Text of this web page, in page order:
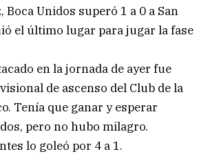
Boca Unidos superó 1 a 0 a San
el último lugar para jugar la fase
en la jornada de ayer fue
de ascenso del Club de la
Tenía que ganar y esperar
pero no hubo milagro.
lo goleó por 4 a 1.